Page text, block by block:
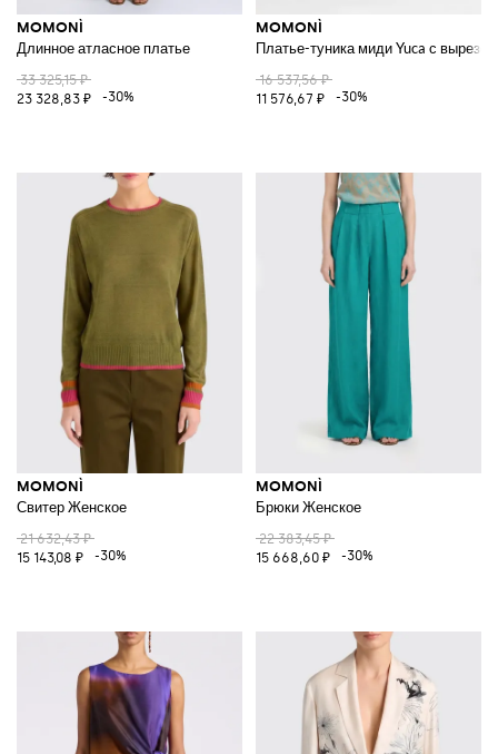
MOMONÌ
Длинное атласное платье
33 325,15 ₽
23 328,83 ₽
-30%
MOMONÌ
Платье-туника миди Yuca с
16 537,56 ₽
11 576,67 ₽
-30%
MOMONÌ
Свитер Женское
21 632,43 ₽
15 143,08 ₽
-30%
MOMONÌ
Брюки Женское
22 383,45 ₽
15 668,60 ₽
-30%